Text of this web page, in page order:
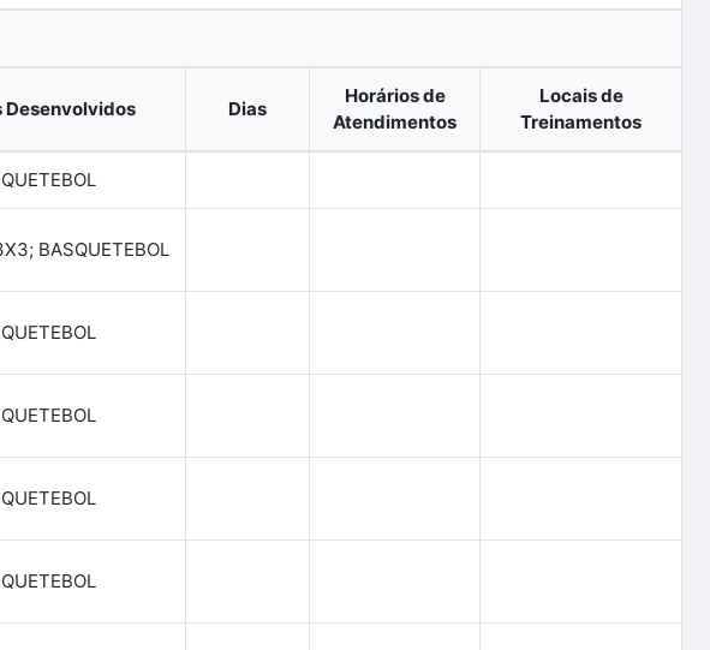
Desenvolvidos Dias
Horários de
Atendimentos
Locais de
Treinamentos
BASQUETEBOL